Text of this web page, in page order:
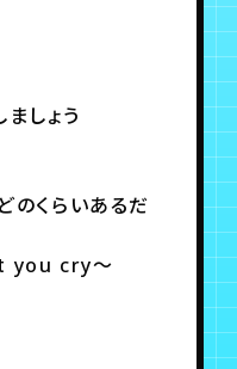
しょう
のくらいあるだ
you cry～